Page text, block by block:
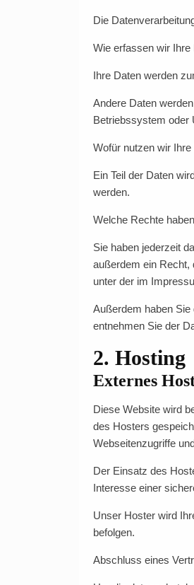
Die
Wie erfassen wir Ihre
Ihre Daten werden
Andere Daten
Betriebssystem oder
Wofür nutzen wir Ihre
Ein Teil der Daten
werden.
Welche Rechte
Sie haben jederzeit
außerdem ein Recht,
unter der im
Außerdem haben
entnehmen Sie der
2. Hosting
Externes
Diese Website wird
des Hosters
Webseitenzugriffe
Der Einsatz des
Interesse einer
Unser Hoster wird
befolgen.
Abschluss eines